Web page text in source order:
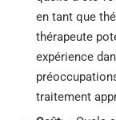
en tant que
thérapeute
expérience
traitement